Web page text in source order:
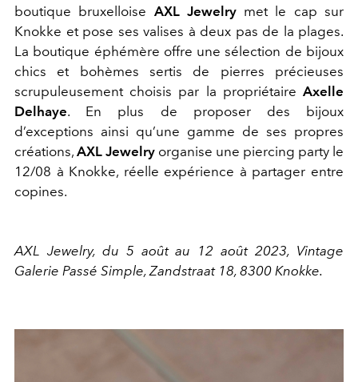
boutique bruxelloise AXL Jewelrymet le cap sur
Knokke et pose ses valises à deux pas de la plages.
La boutique éphémère offre une sélection de bijoux
chics et bohèmes sertis de pierres précieuses
scrupuleusement choisis par la propriétaire Axelle
Delhaye. En plus de proposer des bijoux
d’exceptions ainsi qu’une gamme de ses propres
créations, AXL Jewelry organise une piercing party le
12/08 à Knokke, réelle expérience à partager entre
copines.
AXL Jewelry, du 5 août au 12 août 2023, Vintage
Galerie Passé Simple, Zandstraat 18, 8300 Knokke.